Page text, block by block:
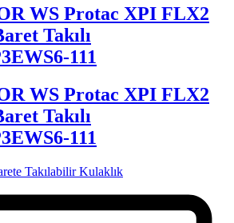
WS Protac XPI FLX2
Takılı
111
WS Protac XPI FLX2
Takılı
111